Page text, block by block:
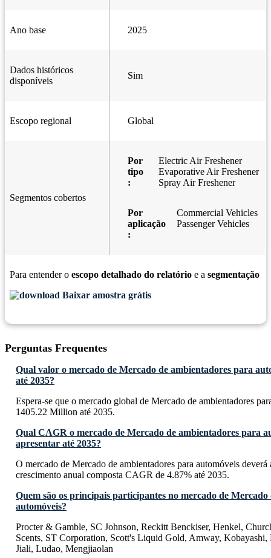
Ano base 2025
Dados históricos
disponíveis
Sim
Escopo regional Global
Segmentos cobertos
Por
tipo
:
Electric Air Freshener
Evaporative Air Freshener
Spray Air Freshener
Por
aplicação
:
Commercial Vehicles
Passenger Vehicles
Para entender o escopo detalhado do relatório e a segmentação
Baixar amostra grátis
Perguntas Frequentes
Qual valor o mercado de Mercado de ambientadores para
até 2035?
Espera-se que o mercado global de Mercado de ambientadores
1405.22 Million até 2035.
Qual CAGR o mercado de Mercado de ambientadores para
apresentar até 2035?
O mercado de Mercado de ambientadores para automóveis deverá
crescimento anual composta CAGR de 4.87% até 2035.
Quem são os principais participantes no mercado de
automóveis?
Procter & Gamble, SC Johnson, Reckitt Benckiser, Henkel,
Scents, ST Corporation, Scott's Liquid Gold, Amway,
Jiali, Ludao, Mengjiaolan